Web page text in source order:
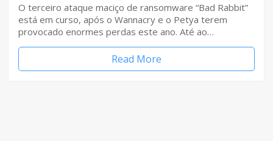
O terceiro ataque maciço de ransomware “Bad Rabbit”
está em curso, após o Wannacry e o Petya terem
provocado enormes perdas este ano. Até ao…
Read More